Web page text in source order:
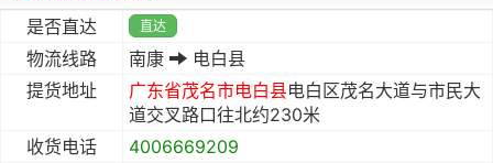
是否直达 直达
物流线路 南康
电白县
提货地址
广东省茂名市电白县电白区茂名大道与市民大
道交叉路口往北约230米
收货电话
4006669209